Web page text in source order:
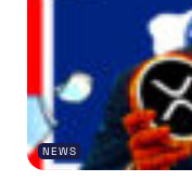
NEWS